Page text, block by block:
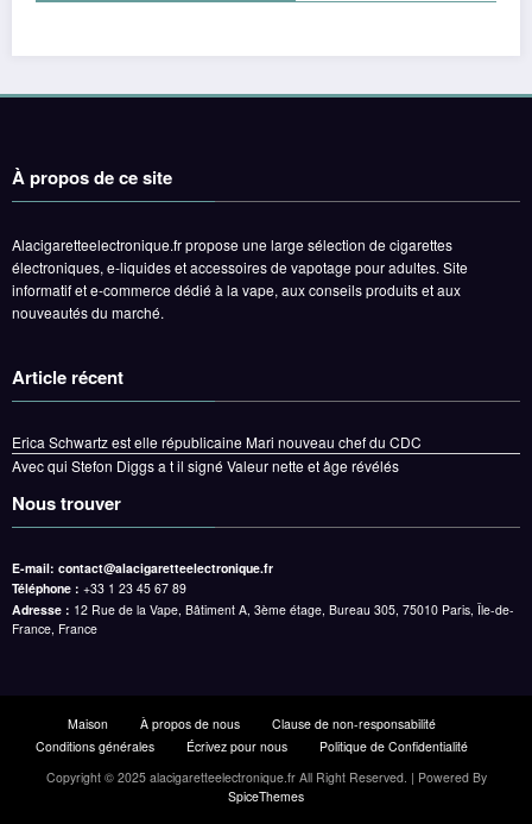
À propos de ce site
Alacigaretteelectronique.fr propose une large sélection de cigarettes
électroniques, e-liquides et accessoires de vapotage pour adultes. Site
informatif et e-commerce dédié à la vape, aux conseils produits et aux
nouveautés du marché.
Article récent
Erica Schwartz est elle républicaine Mari nouveau chef du CDC
Avec qui Stefon Diggs a t il signé Valeur nette et âge révélés
Nous trouver
E-mail: contact@alacigaretteelectronique.fr
Téléphone : +33 1 23 45 67 89
Adresse : 12 Rue de la Vape, Bâtiment A, 3ème étage, Bureau 305, 75010 Paris, Île-de-
France, France
Maison À propos de nous
Clause de non-responsabilité
Conditions générales
Écrivez pour nous
Politique de Confidentialité
Copyright © 2025 alacigaretteelectronique.fr All Right Reserved. | Powered By
SpiceThemes